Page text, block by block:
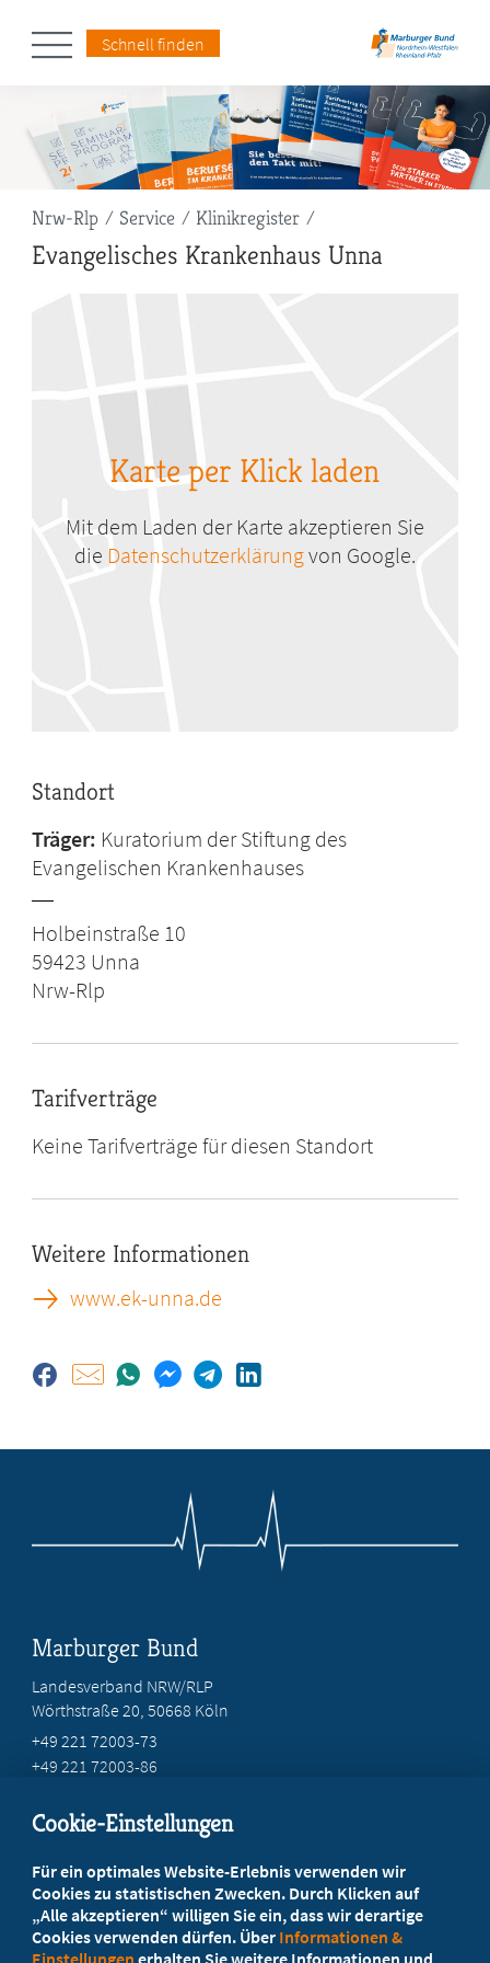
Schnell finden
Pfadnavigation
Nrw-Rlp Service Klinikregister
Evangelisches Krankenhaus Unna
Karte per Klick laden
Mit dem Laden der Karte akzeptieren Sie
die Datenschutzerklärungvon Google.
Standort
Träger: Kuratorium der Stiftung des
Evangelischen Krankenhauses
Holbeinstraße 10
59423 Unna
Nrw-Rlp
Tarifverträge
Keine Tarifverträge für diesen Standort
Weitere Informationen
www.ek-unna.de
Marburger Bund
Landesverband NRW/RLP
Wörthstraße 20, 50668 Köln
+49 221 72003-73
+49 221 72003-86
Ihr Landesverband berät Sie!
Ansprechpartner
Cookie-Einstellungen
Für ein optimales Website-Erlebnis verwenden wir
Cookies zu statistischen Zwecken. Durch Klicken auf
„Alle akzeptieren“ willigen Sie ein, dass wir derartige
Cookies verwenden dürfen. Über Informationen &
Einstellungen erhalten Sie weitere Informationen und